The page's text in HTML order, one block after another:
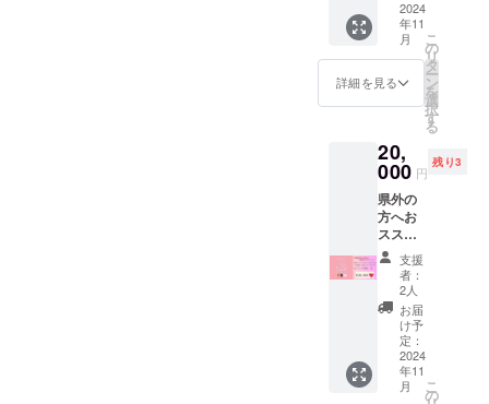
に表記
されま
す。
商品開
封前に
ターン
に貼付
ラベル
や注意
書きを
ご確認
くださ
い ※加
工場準
備など
でお届
けする
期間が
前後す
有効期
限：
2025/10
/31） ＜
レンタ
につい
ての注
意事項
＞ ・勧
誘目的
でのご
利用は
できま
せん ・
飲食は
可能で
すが生
ごみは
お持ち
帰りく
調味料6
種類
（各 約
100ｇ）
をお届
けしま
す
麹・醤
油麹・
たまね
ぎ麹・
生姜
麹・ニ
ンニク
麹・中
華麹）
・ドリ
ンク引
換券 1
枚 （※
有効期
限：
2024
年11
月
詳細を見る
こ
の
リ
タ
ー
ン
を
選
択
す
る
20,
000 円
残り3
県外の
方へお
スス
メ！沖
縄旅行
でリフ
レッ
シュ♪
【スー
パーデ
ドック
スプラ
支援
者：
2人
お届
け予
定：
2024
年11
月
こ
の